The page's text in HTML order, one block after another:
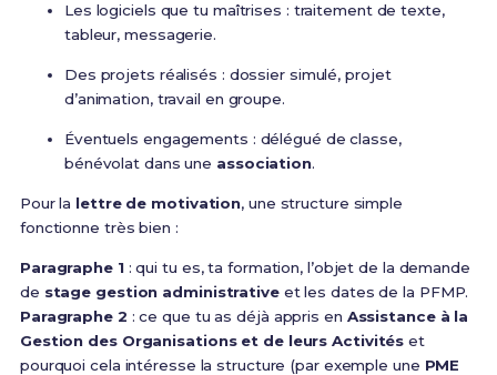
Les logiciels que tu maîtrises : traitement de texte,
tableur, messagerie.
Des projets réalisés : dossier simulé, projet
d’animation, travail en groupe.
Éventuels engagements : délégué de classe,
bénévolat dans une association.
Pour la lettre de motivation, une structure simple
fonctionne très bien :
Paragraphe 1: qui tu es, ta formation, l’objet de la demande
de stage gestion administrativeet les dates de la PFMP.
Paragraphe 2 : ce que tu as déjà appris en Assistance à la
Gestion des Organisations et de leurs Activités et
pourquoi cela intéresse la structure (par exemple une PME